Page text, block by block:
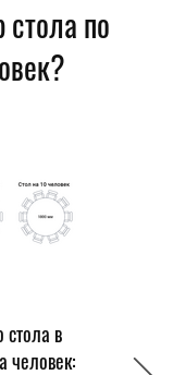
по
стола в
человек: